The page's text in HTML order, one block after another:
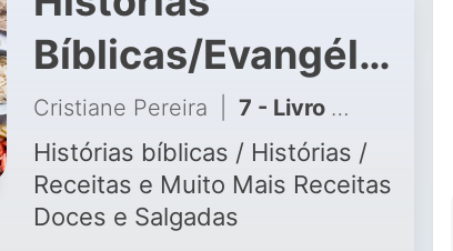
Bíblicas/Evangélicas
/ Receitas
Cristiane Pereira 7 - Livro Nem Por Uma Hora
Histórias bíblicas / Histórias /
Receitas e Muito Mais Receitas
Doces e Salgadas